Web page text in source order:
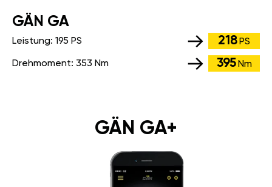
GÄN GA
Leistung: 195 PS 218 PS
Drehmoment: 353 Nm 395 Nm
GÄN GA+